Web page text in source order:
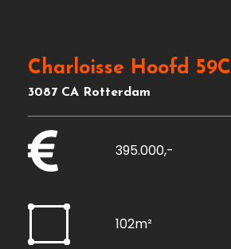
Charloisse Hoofd 59C
3087 CA Rotterdam
395.000,-
102m²